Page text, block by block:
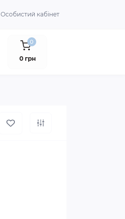
Особистий кабінет
0
0 грн